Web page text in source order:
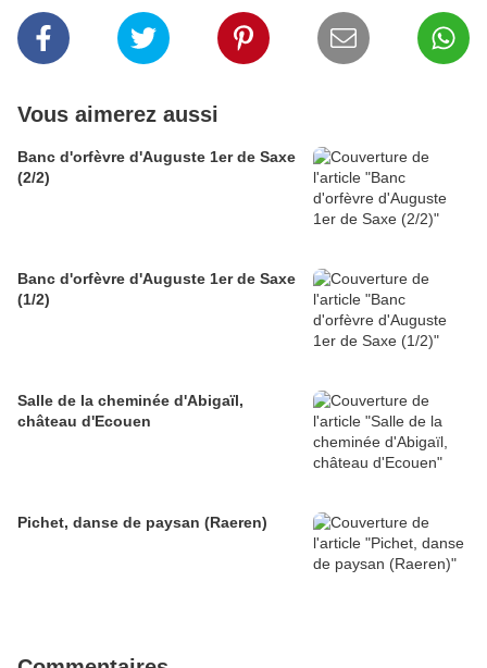
Vous aimerez aussi
Banc d'orfèvre d'Auguste 1er de Saxe
(2/2)
Banc d'orfèvre d'Auguste 1er de Saxe
(1/2)
Salle de la cheminée d'Abigaïl,
château d'Ecouen
Pichet, danse de paysan (Raeren)